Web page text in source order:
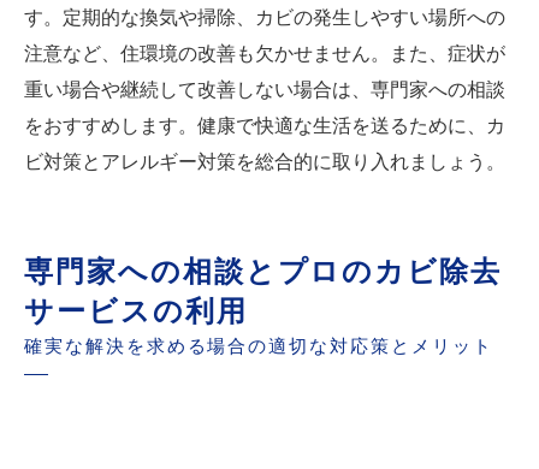
す。定期的な換気や掃除、カビの発生しやすい場所への
注意など、住環境の改善も欠かせません。また、症状が
重い場合や継続して改善しない場合は、専門家への相談
をおすすめします。健康で快適な生活を送るために、カ
ビ対策とアレルギー対策を総合的に取り入れましょう。
専門家への相談とプロのカビ除去
サービスの利用
確実な解決を求める場合の適切な対応策とメリット